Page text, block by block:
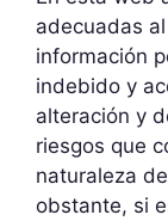
adecuadas
información
indebido y
alteración y
riesgos que
naturaleza
obstante, si